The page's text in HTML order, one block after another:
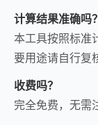
计算结果准确吗？
本工具按照标准
要用途请自行复
收费吗？
完全免费，无需